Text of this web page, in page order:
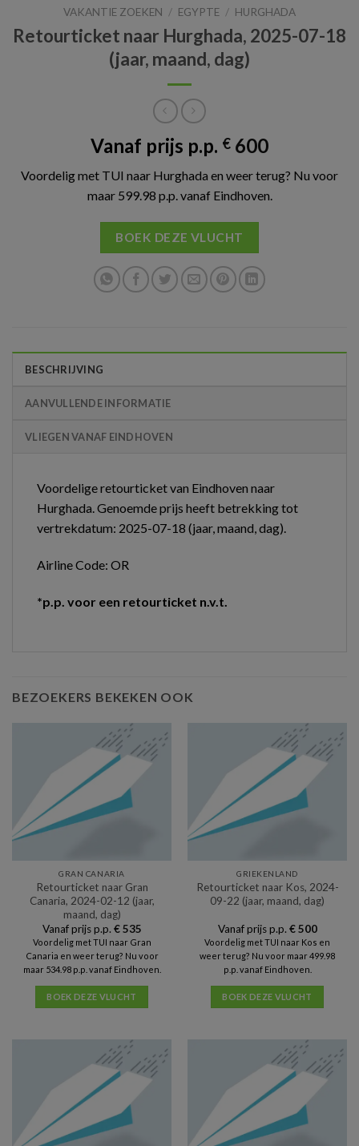
VAKANTIE ZOEKEN / EGYPTE / HURGHADA
Retourticket naar Hurghada, 2025-07-18
(jaar, maand, dag)
Vanaf prijs p.p. € 600
Voordelig met TUI naar Hurghada en weer terug? Nu voor
maar 599.98 p.p. vanaf Eindhoven.
BOEK DEZE VLUCHT
BESCHRIJVING
AANVULLENDE INFORMATIE
VLIEGEN VANAF EINDHOVEN
Voordelige retourticket van Eindhoven naar
Hurghada. Genoemde prijs heeft betrekking tot
vertrekdatum: 2025-07-18 (jaar, maand, dag).
Airline Code: OR
*p.p. voor een retourticket n.v.t.
BEZOEKERS BEKEKEN OOK
GRAN CANARIA
Retourticket naar Gran
Canaria, 2024-02-12 (jaar,
maand, dag)
Vanaf prijs p.p. €535
Voordelig met TUI naar Gran
Canaria en weer terug? Nu voor
maar 534.98 p.p. vanaf Eindhoven.
BOEK DEZE VLUCHT
GRIEKENLAND
Retourticket naar Kos, 2024-
09-22 (jaar, maand, dag)
Vanaf prijs p.p. €500
Voordelig met TUI naar Kos en
weer terug? Nu voor maar 499.98
p.p. vanaf Eindhoven.
BOEK DEZE VLUCHT